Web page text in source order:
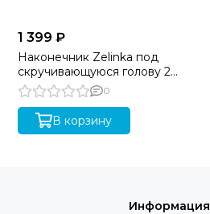
1 399 ₽
Наконечник Zelinka под
скручивающуюся голову 2
лепестка
0
В корзину
Информация